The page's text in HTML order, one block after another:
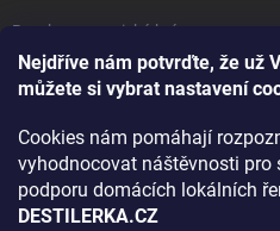
Nejdříve nám potvrďte, že už
můžete si vybrat nastavení
Cookies nám pomáhají
vyhodnocovat náštěvnosti pro
podporu domácích lokálních
DESTILERKA.CZ
Bourbon, americká krása.
Napsali v TÝDNU o naší práci
Rozhovor s DESTILERKA.CZ v
Jak vybrat dárek na Vánoce